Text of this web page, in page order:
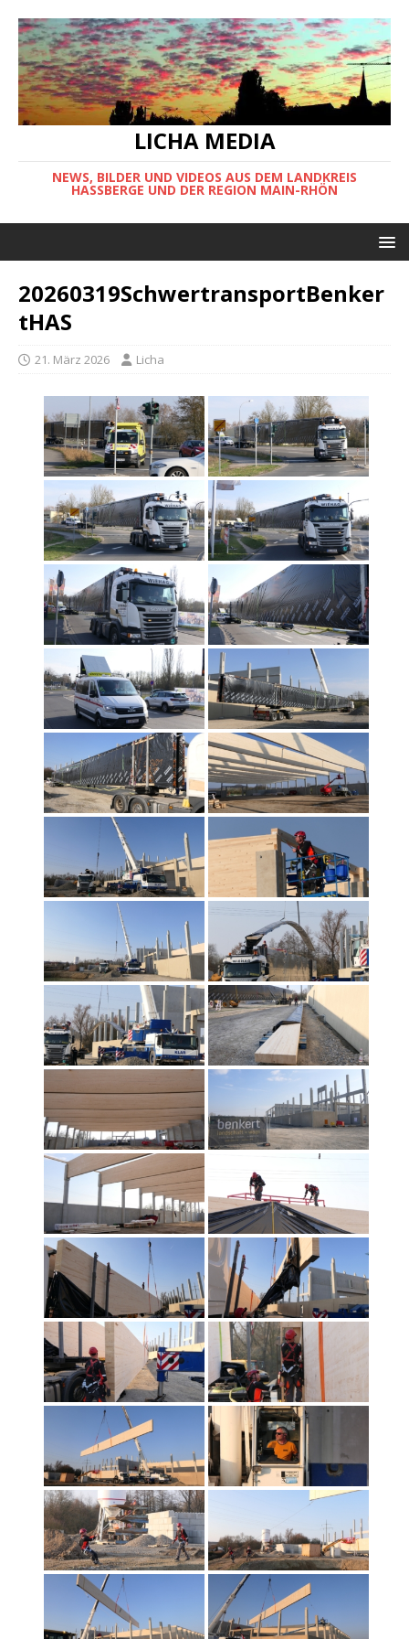
LICHA MEDIA
NEWS, BILDER UND VIDEOS AUS DEM LANDKREIS
HASSBERGE UND DER REGION MAIN-RHÖN
20260319SchwertransportBenker
tHAS
21. März 2026 Licha